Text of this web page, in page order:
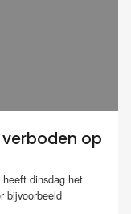
op
dinsdag het
bijvoorbeeld